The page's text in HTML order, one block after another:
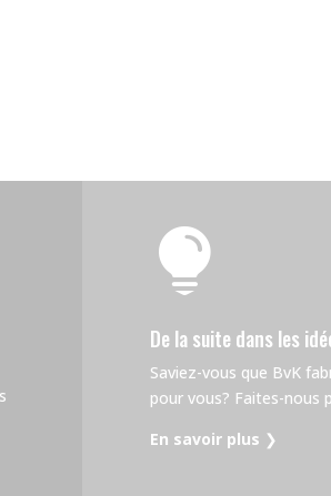

De la suite dans les
Saviez-vous que BvK
pour vous? Faites-nous
En savoir plus ❯